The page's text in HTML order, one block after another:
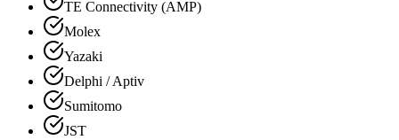
TE Connectivity (AMP)
Molex
Yazaki
Delphi / Aptiv
Sumitomo
JST